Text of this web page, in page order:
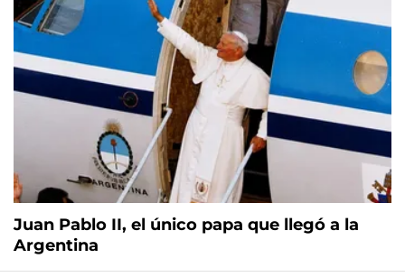
Juan Pablo II, el único papa que llegó a la
Argentina